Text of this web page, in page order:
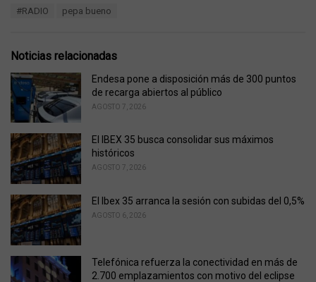
o
r
i
e
s
:
#RADIO pepa bueno
Noticias relacionadas
Endesa pone a disposición más de 300 puntos
de recarga abiertos al público
AGOSTO 7, 2026
El IBEX 35 busca consolidar sus máximos
históricos
AGOSTO 7, 2026
El Ibex 35 arranca la sesión con subidas del 0,5%
AGOSTO 6, 2026
Telefónica refuerza la conectividad en más de
2.700 emplazamientos con motivo del eclipse